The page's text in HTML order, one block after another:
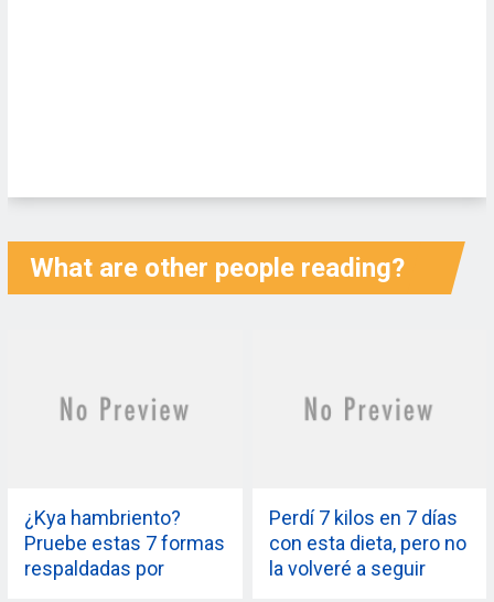
What are other people reading?
¿Kya hambriento?
Pruebe estas 7 formas
respaldadas por
Perdí 7 kilos en 7 días
con esta dieta, pero no
la volveré a seguir